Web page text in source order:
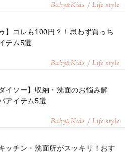
Baby&Kids / Life style
】コレも100円？！思わず買っち
テム5選
Baby&Kids / Life style
イソー】収納・洗面のお悩み解
アイテム5選
Baby&Kids / Life style
ッチン・洗面所がスッキリ！おす